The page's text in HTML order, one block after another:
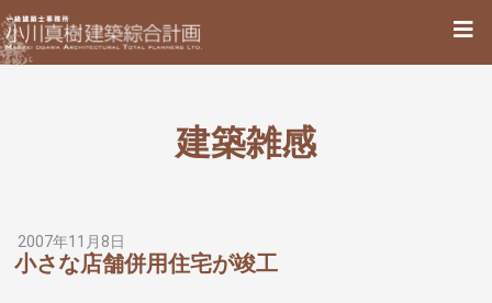
建築雑感
2007年11月8日
小さな店舗併用住宅が竣工